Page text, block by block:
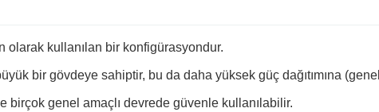
olarak kullanılan bir konfigürasyondur.
bir gövdeye sahiptir, bu da daha yüksek güç dağıtımına
genel amaçlı devrede güvenle kullanılabilir.